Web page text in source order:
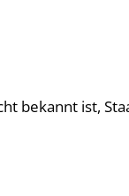
bekannt ist,